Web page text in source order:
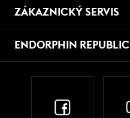
ZÁKAZNICKÝ SERVIS
ENDORPHIN REPUBLIC